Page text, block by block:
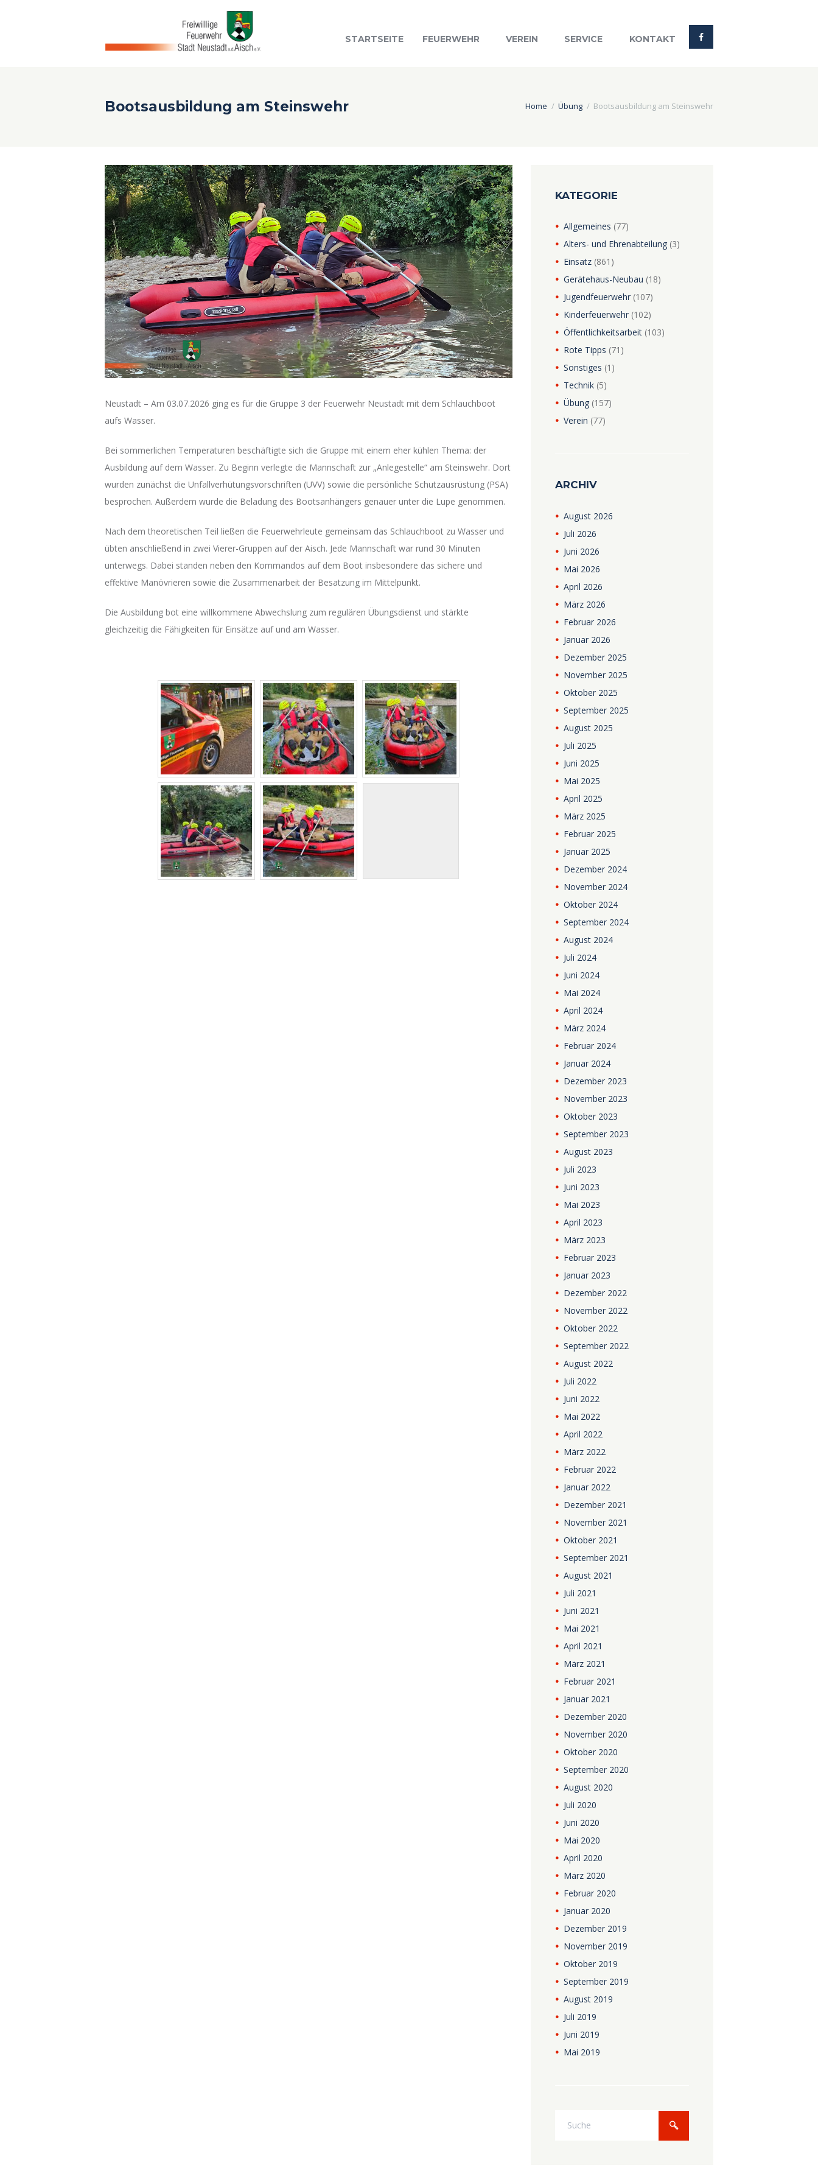
STARTSEITE FEUERWEHR VEREIN SERVICE KONTAKT
Bootsausbildung am Steinswehr Home Übung Bootsausbildung am Steinswehr
Neustadt – Am 03.07.2026 ging es für die Gruppe 3 der Feuerwehr Neustadt mit dem Schlauchboot
aufs Wasser.
Bei sommerlichen Temperaturen beschäftigte sich die Gruppe mit einem eher kühlen Thema: der
Ausbildung auf dem Wasser. Zu Beginn verlegte die Mannschaft zur „Anlegestelle“ am Steinswehr. Dort
wurden zunächst die Unfallverhütungsvorschriften (UVV) sowie die persönliche Schutzausrüstung (PSA)
besprochen. Außerdem wurde die Beladung des Bootsanhängers genauer unter die Lupe genommen.
Nach dem theoretischen Teil ließen die Feuerwehrleute gemeinsam das Schlauchboot zu Wasser und
übten anschließend in zwei Vierer-Gruppen auf der Aisch. Jede Mannschaft war rund 30 Minuten
unterwegs. Dabei standen neben den Kommandos auf dem Boot insbesondere das sichere und
effektive Manövrieren sowie die Zusammenarbeit der Besatzung im Mittelpunkt.
Die Ausbildung bot eine willkommene Abwechslung zum regulären Übungsdienst und stärkte
gleichzeitig die Fähigkeiten für Einsätze auf und am Wasser.
KATEGORIE
Allgemeines (77)
Alters- und Ehrenabteilung(3)
Einsatz(861)
Gerätehaus-Neubau (18)
Jugendfeuerwehr(107)
Kinderfeuerwehr(102)
Öffentlichkeitsarbeit(103)
Rote Tipps (71)
Sonstiges (1)
Technik(5)
Übung(157)
Verein (77)
ARCHIV
August 2026
Juli 2026
Juni 2026
Mai 2026
April 2026
März 2026
Februar 2026
Januar 2026
Dezember 2025
November 2025
Oktober 2025
September 2025
August 2025
Juli 2025
Juni 2025
Mai 2025
April 2025
März 2025
Februar 2025
Januar 2025
Dezember 2024
November 2024
Oktober 2024
September 2024
August 2024
Juli 2024
Juni 2024
Mai 2024
April 2024
März 2024
Februar 2024
Januar 2024
Dezember 2023
November 2023
Oktober 2023
September 2023
August 2023
Juli 2023
Juni 2023
Mai 2023
April 2023
März 2023
Februar 2023
Januar 2023
Dezember 2022
November 2022
Oktober 2022
September 2022
August 2022
Juli 2022
Juni 2022
Mai 2022
April 2022
März 2022
Februar 2022
Januar 2022
Dezember 2021
November 2021
Oktober 2021
September 2021
August 2021
Juli 2021
Juni 2021
Mai 2021
April 2021
März 2021
Februar 2021
Januar 2021
Dezember 2020
November 2020
Oktober 2020
September 2020
August 2020
Juli 2020
Juni 2020
Mai 2020
April 2020
März 2020
Februar 2020
Januar 2020
Dezember 2019
November 2019
Oktober 2019
September 2019
August 2019
Juli 2019
Juni 2019
Mai 2019